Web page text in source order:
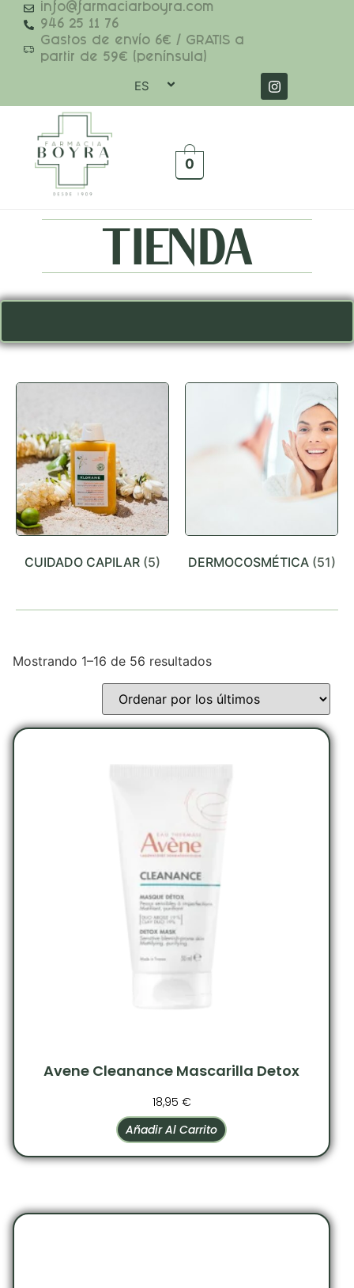
info@farmaciarboyra.com
946 25 11 76
Gastos de envío 6€ / GRATIS a
partir de 59€ (península)
ES
0
TIENDA
CUIDADO CAPILAR (5) DERMOCOSMÉTICA (51)
Mostrando 1–16 de 56 resultados
Avene Cleanance Mascarilla Detox
18,95 €
Añadir Al Carrito